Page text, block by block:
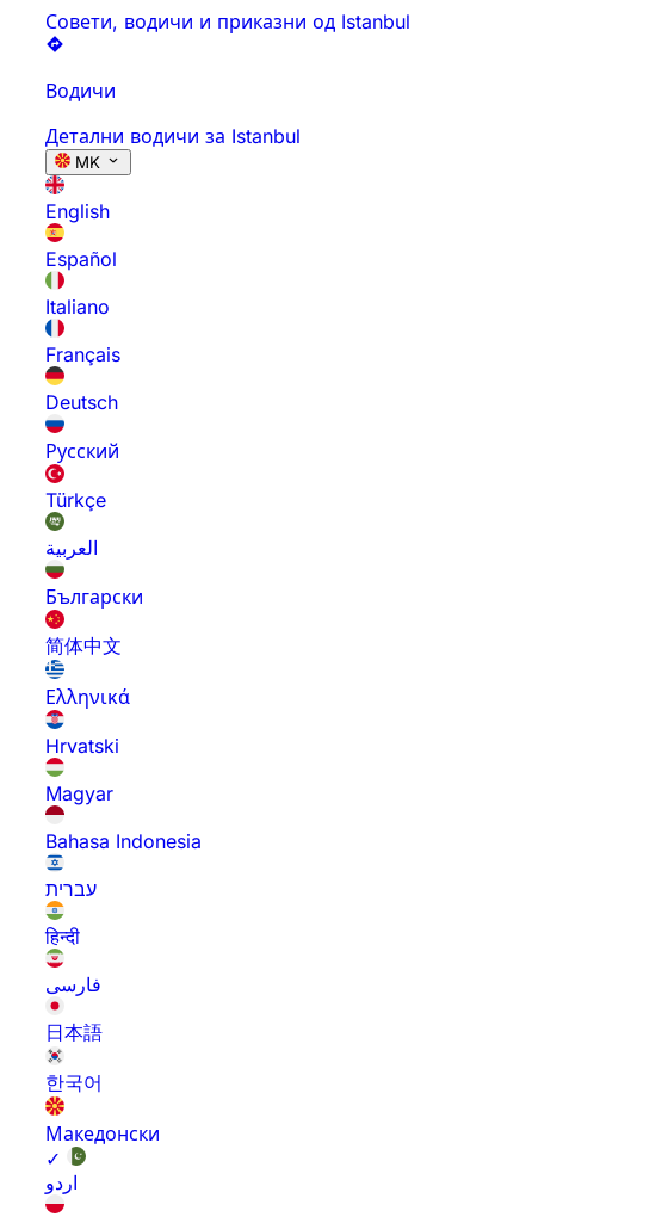
Совети, водичи и приказни од Istanbul
Водичи
Детални водичи за Istanbul
MK
English
Español
Italiano
Français
Deutsch
Русский
Türkçe
العربية
Български
简体中文
Ελληνικά
Hrvatski
Magyar
Bahasa Indonesia
עברית
हिन्दी
فارسی
日本語
한국어
Македонски
✓
اردو